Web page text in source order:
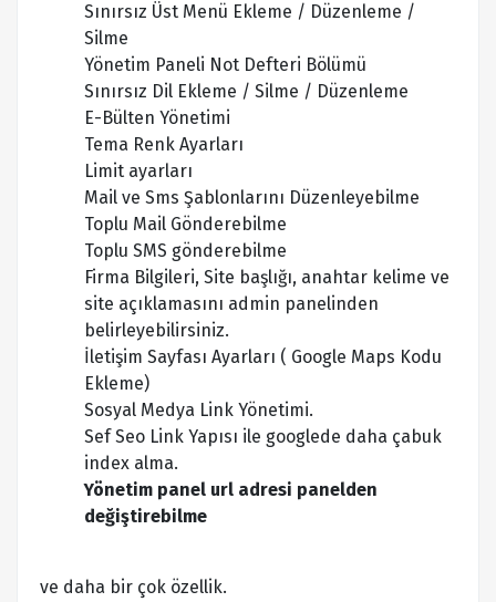
Sınırsız Üst Menü Ekleme / Düzenleme /
Silme
Yönetim Paneli Not Defteri Bölümü
Sınırsız Dil Ekleme / Silme / Düzenleme
E-Bülten Yönetimi
Tema Renk Ayarları
Limit ayarları
Mail ve Sms Şablonlarını Düzenleyebilme
Toplu Mail Gönderebilme
Toplu SMS gönderebilme
Firma Bilgileri, Site başlığı, anahtar kelime ve
site açıklamasını admin panelinden
belirleyebilirsiniz.
İletişim Sayfası Ayarları ( Google Maps Kodu
Ekleme)
Sosyal Medya Link Yönetimi.
Sef Seo Link Yapısı ile googlede daha çabuk
index alma.
Yönetim panel url adresi panelden
değiştirebilme
ve daha bir çok özellik.